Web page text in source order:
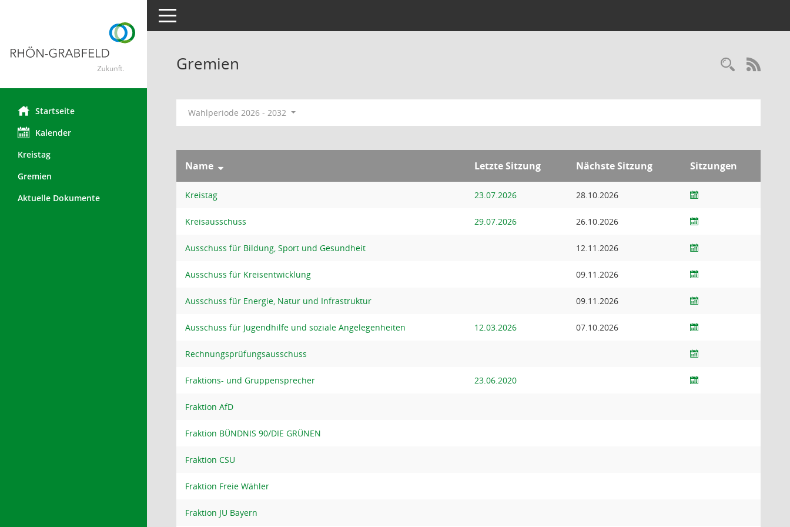
Startseite
Kalender
Kreistag
Gremien
Aktuelle Dokumente
Toggle navigation
Gremien
Wahlperiode 2026 - 2032
Name Letzte Sitzung Nächste Sitzung Sitzungen
Kreistag 23.07.2026 28.10.2026
Kreisausschuss 29.07.2026 26.10.2026
Ausschuss für Bildung, Sport und Gesundheit 12.11.2026
Ausschuss für Kreisentwicklung 09.11.2026
Ausschuss für Energie, Natur und Infrastruktur 09.11.2026
Ausschuss für Jugendhilfe und soziale Angelegenheiten 12.03.2026 07.10.2026
Rechnungsprüfungsausschuss
Fraktions- und Gruppensprecher 23.06.2020
Fraktion AfD
Fraktion BÜNDNIS 90/DIE GRÜNEN
Fraktion CSU
Fraktion Freie Wähler
Fraktion JU Bayern